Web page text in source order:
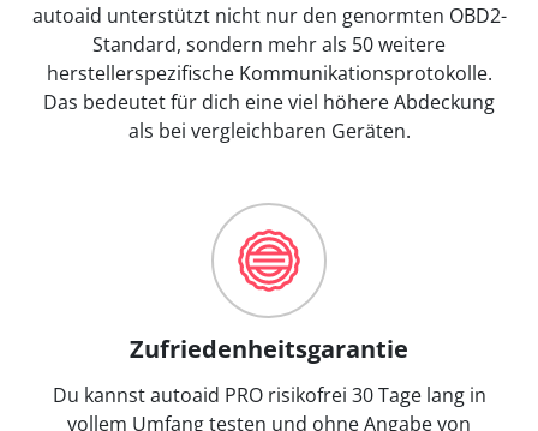
autoaid unterstützt nicht nur den genormten OBD2-
Standard, sondern mehr als 50 weitere
herstellerspezifische Kommunikationsprotokolle.
Das bedeutet für dich eine viel höhere Abdeckung
als bei vergleichbaren Geräten.
Zufriedenheitsgarantie
Du kannst autoaid PRO risikofrei 30 Tage lang in
vollem Umfang testen und ohne Angabe von